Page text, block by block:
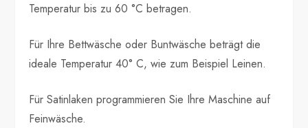
Temperatur bis zu 60 °C betragen.
Für Ihre Bettwäsche oder Buntwäsche beträgt die
ideale Temperatur 40° C, wie zum Beispiel Leinen.
Für Satinlaken programmieren Sie Ihre Maschine auf
Feinwäsche.